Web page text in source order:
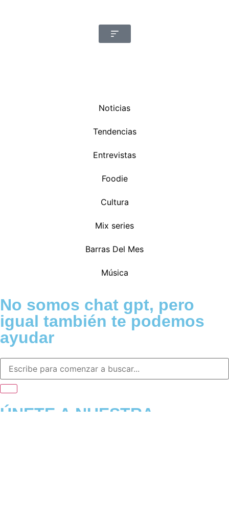
Noticias
Tendencias
Entrevistas
Foodie
Cultura
Mix series
Barras Del Mes
Música
No somos chat gpt, pero
igual también te podemos
ayudar
ÚNETE A NUESTRA